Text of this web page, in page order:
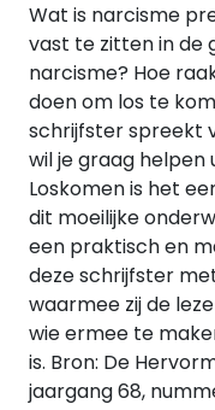
Wat is narcisme
vast te zitten in de
narcisme? Hoe
doen om los te
schrijfster spreekt
wil je graag helpen
Loskomen is het
dit moeilijke
een praktisch en
deze schrijfster
waarmee zij de
wie ermee te
is. Bron: De
jaargang 68,